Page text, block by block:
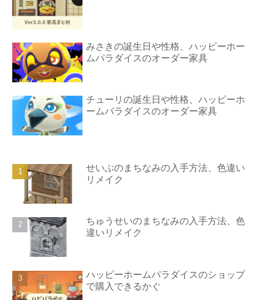
みさきの誕生日や性格、ハッピーホー
ムパラダイスのオーダー家具
チューリの誕生日や性格、ハッピーホ
ームパラダイスのオーダー家具
せいぶのまちなみの入手方法、色違い
リメイク
ちゅうせいのまちなみの入手方法、色
違いリメイク
ハッピーホームパラダイスのショップ
で購入できるかぐ